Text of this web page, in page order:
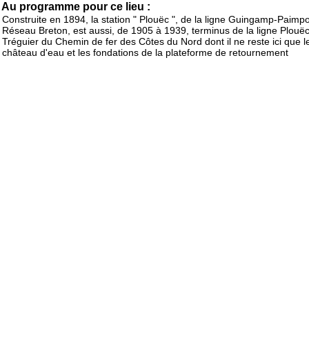
Au programme pour ce lieu :
Construite en 1894, la station " Plouëc ", de la ligne Guingamp-
Réseau Breton, est aussi, de 1905 à 1939, terminus de la ligne
Tréguier du Chemin de fer des Côtes du Nord dont il ne reste ici que
château d'eau et les fondations de la plateforme de retournement